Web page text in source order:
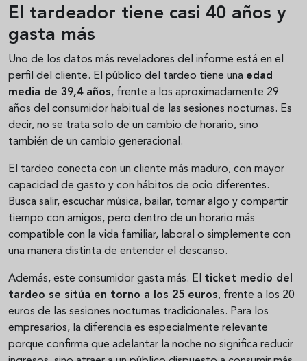
El tardeador tiene casi 40 años y
gasta más
Uno de los datos más reveladores del informe está en el
perfil del cliente. El público del tardeo tiene una edad
media de 39,4 años, frente a los aproximadamente 29
años del consumidor habitual de las sesiones nocturnas. Es
decir, no se trata solo de un cambio de horario, sino
también de un cambio generacional.
El tardeo conecta con un cliente más maduro, con mayor
capacidad de gasto y con hábitos de ocio diferentes.
Busca salir, escuchar música, bailar, tomar algo y compartir
tiempo con amigos, pero dentro de un horario más
compatible con la vida familiar, laboral o simplemente con
una manera distinta de entender el descanso.
Además, este consumidor gasta más. El ticket medio del
tardeo se sitúa en torno a los 25 euros, frente a los 20
euros de las sesiones nocturnas tradicionales. Para los
empresarios, la diferencia es especialmente relevante
porque confirma que adelantar la noche no significa reducir